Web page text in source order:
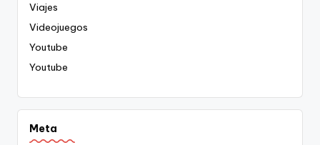
Viajes
Videojuegos
Youtube
Youtube
Meta